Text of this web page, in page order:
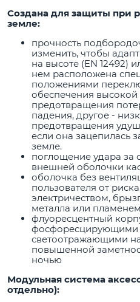
Создана для защиты при
земле:
прочность
изменить, чтобы
на высоте (EN 12492)
нем расположена
положениями
обеспечения высокой
предотвращения
падения, другое -
предотвращения
если она зацепилась
земле.
поглощение удара за
внешней оболочки
оболочка без
пользователя от
электричеством,
металла или пламенем
флуоресцентный
фосфоресцирующими
светоотражающими
повышенной
ночью
Модульная система
отдельно):